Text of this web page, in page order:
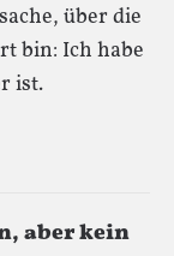
über die
bin: Ich habe
ist.
aber kein